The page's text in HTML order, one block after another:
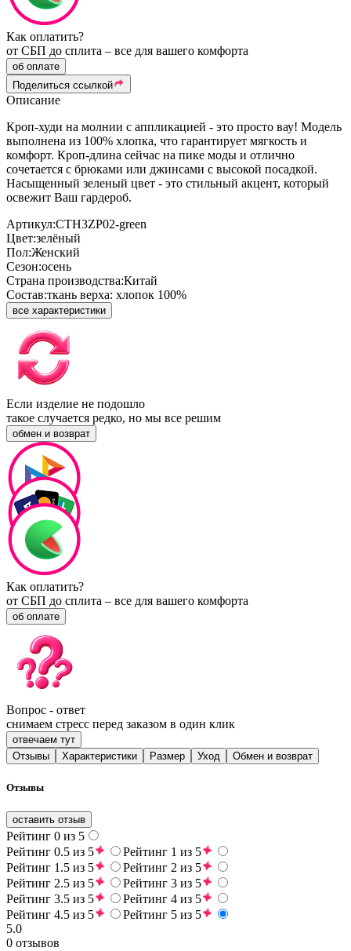
Как оплатить?
от СБП до сплита – все для вашего комфорта
об оплате
Поделиться ссылкой
Описание
Кроп-худи на молнии с аппликацией - это просто вау! Модель
выполнена из 100% хлопка, что гарантирует мягкость и
комфорт. Кроп-длина сейчас на пике моды и отлично
сочетается с брюками или джинсами с высокой посадкой.
Насыщенный зеленый цвет - это стильный акцент, который
освежит Ваш гардероб.
Артикул:CTH3ZP02-green
Цвет:зелёный
Пол:Женский
Сезон:осень
Страна производства:Китай
Состав:ткань верха: хлопок 100%
все характеристики
Если изделие не подошло
такое случается редко, но мы все решим
обмен и возврат
Как оплатить?
от СБП до сплита – все для вашего комфорта
об оплате
Вопрос - ответ
снимаем стресс перед заказом в один клик
отвечаем тут
Отзывы
Характеристики Размер Уход Обмен и возврат
Отзывы
оставить отзыв
Рейтинг 0 из 5
Рейтинг 0.5 из 5
Рейтинг 1 из 5
Рейтинг 1.5 из 5
Рейтинг 2 из 5
Рейтинг 2.5 из 5
Рейтинг 3 из 5
Рейтинг 3.5 из 5
Рейтинг 4 из 5
Рейтинг 4.5 из 5
Рейтинг 5 из 5
5.0
0 отзывов